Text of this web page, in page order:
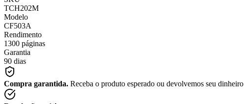
TCH202M
Modelo
CF503A
Rendimento
1300 páginas
Garantia
90 dias
Compra garantida. Receba o produto esperado ou devolvemos seu dinheiro